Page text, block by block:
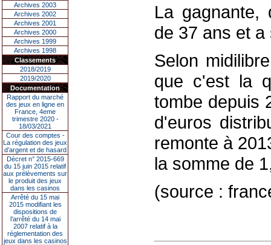
Archives 2003
Archives 2002
Archives 2001
Archives 2000
Archives 1999
Archives 1998
Classements
2018/2019
2019/2020
Documentation
Rapport du marché
des jeux en ligne en
France, 4eme
trimestre 2020 -
18/03/2021
Cour des comptes -
La régulation des jeux
d’argent et de hasard
Décret n° 2015-669
du 15 juin 2015 relatif
aux prélèvements sur
le produit des jeux
dans les casinos
Arrêté du 15 mai
2015 modifiant les
dispositions de
l’arrêté du 14 mai
2007 relatif à la
réglementation des
jeux dans les casinos
La gagnante,
de 37 ans et
Selon
que c'est la
tombe depuis
d'euros
remonte à
la somme de
(source :